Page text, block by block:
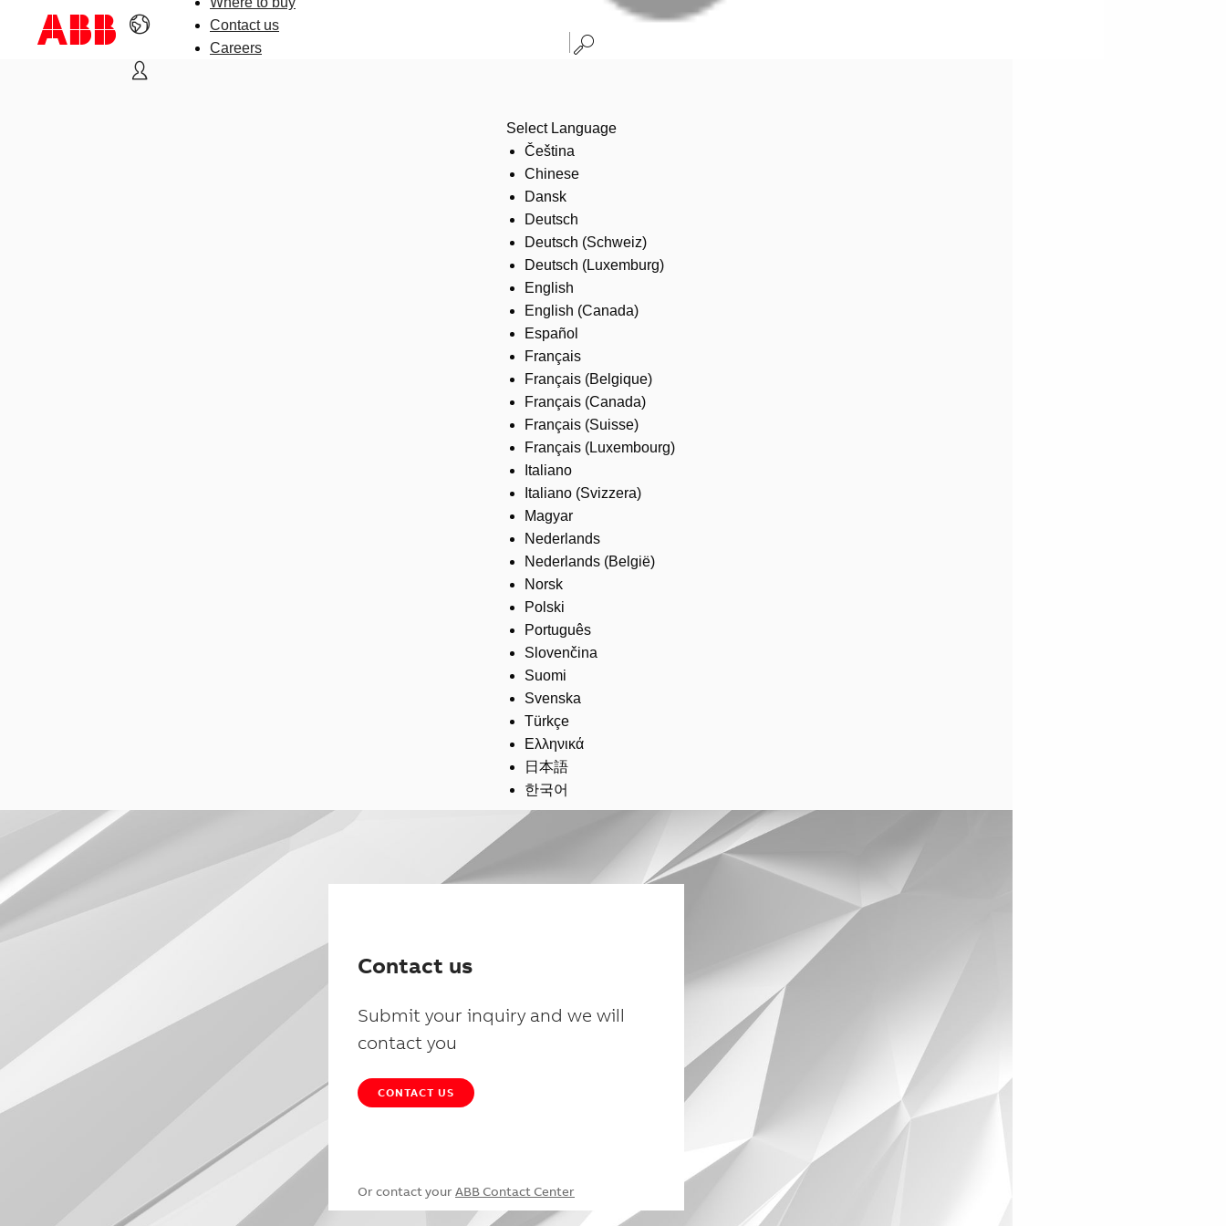
Contact us
Careers
Select Language
Čeština
Chinese
Dansk
Deutsch
Deutsch (Schweiz)
Deutsch (Luxemburg)
English
English (Canada)
Español
Français
Français (Belgique)
Français (Canada)
Français (Suisse)
Français (Luxembourg)
Italiano
Italiano (Svizzera)
Magyar
Nederlands
Nederlands (België)
Norsk
Polski
Português
Slovenčina
Suomi
Svenska
Türkçe
Ελληνικά
日本語
한국어
Contact us
Submit your inquiry and we will
contact you
CONTACT US
Or contact your ABB Contact Center